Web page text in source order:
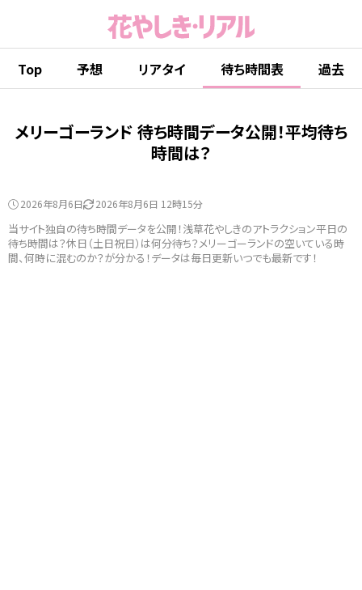
Top 予想 リアタイ 待ち時間表 過去
メリーゴーランド 待ち時間データ公開！平均待ち
時間は？
2026年8月6日 2026年8月6日 12時15分
当サイト独自の待ち時間データを公開！浅草花やしきのアトラクション平日の
待ち時間は？休日（土日祝日）は何分待ち？メリーゴーランドの空いている時
間、何時に混むのか？が分かる！データは毎日更新いつでも最新です！